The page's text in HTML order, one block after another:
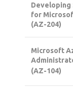
Developing
for
(AZ-204)
Microsoft
(ΑΖ-104)